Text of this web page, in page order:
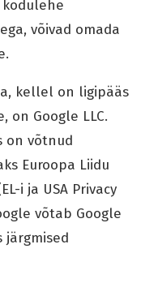
võivad omada
kellel on ligipääs
Google LLC.
on võtnud
Euroopa Liidu
i ja USA Privacy
võtab Google